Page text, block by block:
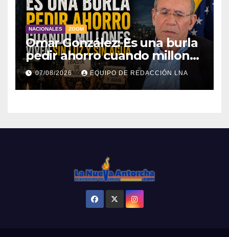
NACIONALES ZOOM
Omar González: Es una burla
pedir ahorro cuando millones
viven sin luz y sin agua
07/08/2026 EQUIPO DE REDACCIÓN LNA